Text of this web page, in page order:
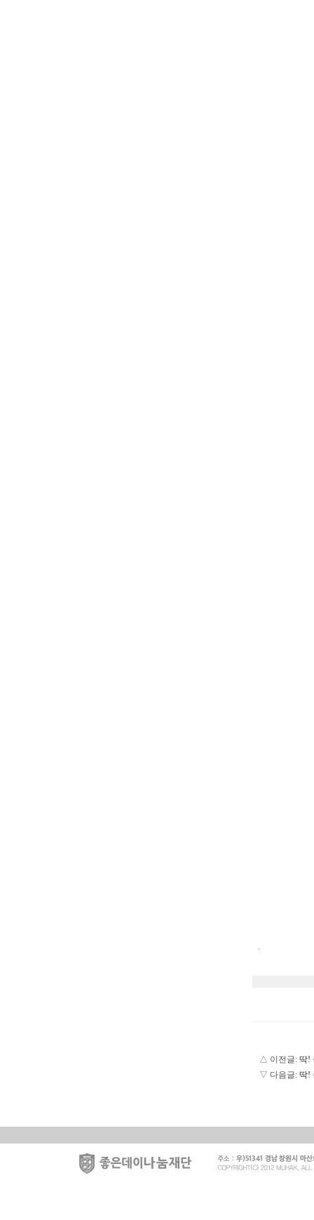
.
△ 이전글: 딱!
▽ 다음글: 딱!